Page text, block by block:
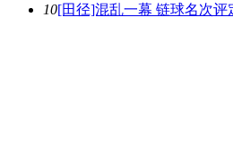
10[田径]混乱一幕 链球名次评